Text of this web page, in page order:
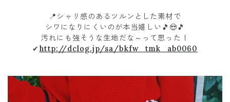
📍シャリ感のあるツルンとした素材で
シワになりにくいのが本当嬉しい🎵😍🎵
汚れにも強そうな生地だな～って思った！
✔ http://dclog.jp/sa/bkfw_tmk_ab0060